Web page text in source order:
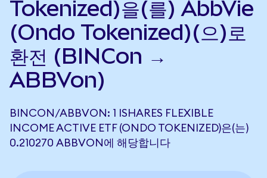
Tokenized)을(를) AbbVie
(Ondo Tokenized)(으)로
환전 (BINCon →
ABBVon)
BINCON/ABBVON: 1 ISHARES FLEXIBLE
INCOME ACTIVE ETF (ONDO TOKENIZED)은(는)
0.210270 ABBVON에 해당합니다